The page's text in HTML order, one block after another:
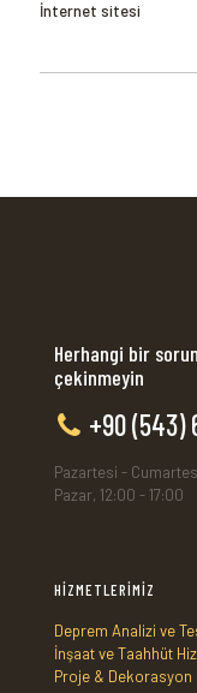
İnternet sitesi
Herhangi bir
çekinmeyin
+90 (543)
Pazartesi -
Pazar, 12:00 - 17:00
HİZMETLERİMİZ
Deprem Analizi ve
İnşaat ve Taahhüt
Proje & Dekorasyon